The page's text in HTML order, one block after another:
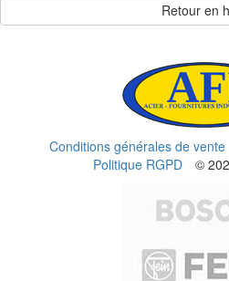
Retour en
Conditions générales de vente
Politique RGPD
©